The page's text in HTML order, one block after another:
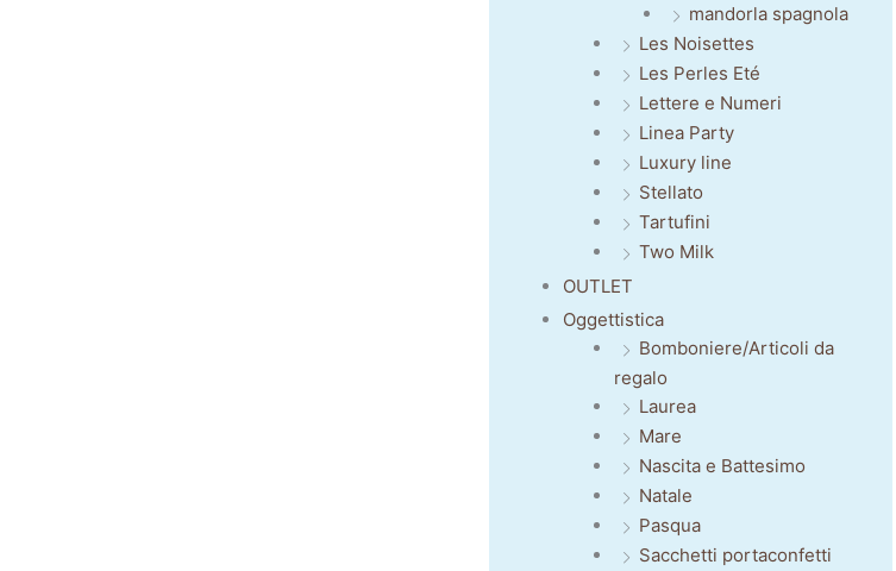
mandorla spagnola
Les Noisettes
Les Perles Eté
Lettere e Numeri
Linea Party
Luxury line
Stellato
Tartufini
Two Milk
OUTLET
Oggettistica
Bomboniere/Articoli da
regalo
Laurea
Mare
Nascita e Battesimo
Natale
Pasqua
Sacchetti portaconfetti